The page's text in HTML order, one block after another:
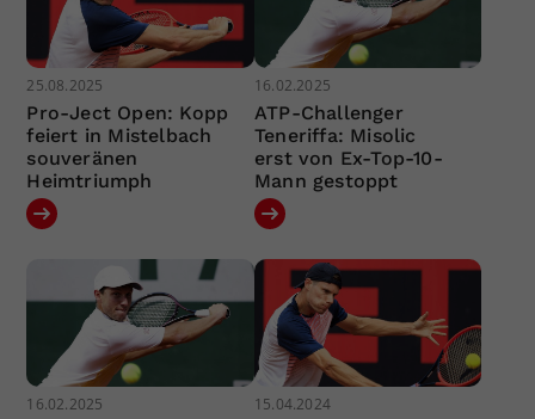
25.08.2025
Pro-Ject Open: Kopp
feiert in Mistelbach
souveränen
Heimtriumph
16.02.2025
ATP-Challenger
Teneriffa: Misolic
erst von Ex-Top-10-
Mann gestoppt
16.02.2025 15.04.2024